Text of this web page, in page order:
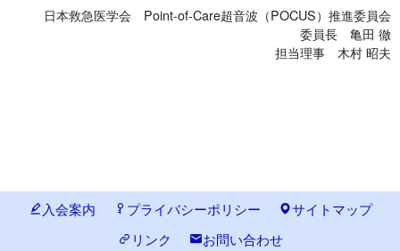
日本救急医学会 Point-of-Care超音波（POCUS）推進委員会
委員長 亀田 徹
担当理事 木村 昭夫
入会案内 プライバシーポリシー
サイトマップ
リンク
お問い合わせ